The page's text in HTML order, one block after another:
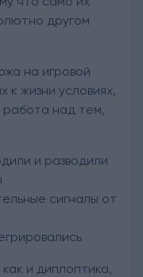
другом
на игровой
к жизни условиях,
работа над тем,
и разводили
сигналы от
и диплоптика,